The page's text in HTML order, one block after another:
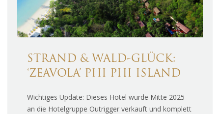
STRAND & WALD-GLÜCK:
‘ZEAVOLA’ PHI PHI ISLAND
Wichtiges Update: Dieses Hotel wurde Mitte 2025
an die Hotelgruppe Outrigger verkauft und komplett